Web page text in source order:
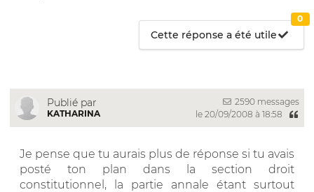
Cette réponse a été utile
0
Publié par
KATHARINA
2590 messages
le 20/09/2008 à 18:58
Je pense que tu aurais plus de réponse si tu avais
posté ton plan dans la section droit
constitutionnel, la partie annale étant surtout